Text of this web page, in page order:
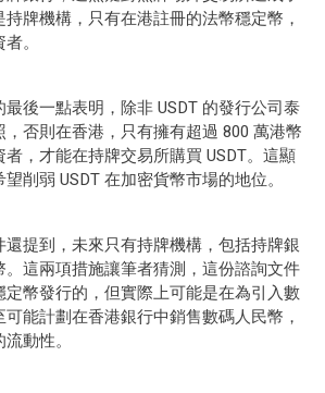
牌機構，只有在港註冊的法幣穩定幣，
。
後一點表明，除非 USDT 的發行公司泰
否則在香港，只有擁有超過 800 萬港幣
，才能在持牌交易所購買 USDT。這顯
削弱 USDT 在加密貨幣市場的地位。
提到，未來只有持牌機構，包括持牌銀
這兩項措施讓筆者猜測，這份諮詢文件
幣發行的，但實際上可能是在為引入數
能計劃在香港銀行中銷售數碼人民幣，
動性。